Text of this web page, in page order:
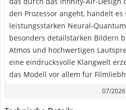
den Prozessor angeht, handelt
leistungsstarken Neural-
besonders detailstarken Bildern
Atmos und hochwertigen
eine eindrucksvolle Klangwelt
das Modell vor allem für
07/2026